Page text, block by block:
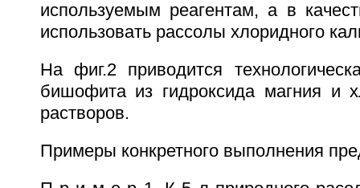
используемым реагентам, а в
использовать рассолы хлоридного
На фиг.2 приводится
бишофита из гидроксида магния и
растворов.
Примеры конкретного выполнения